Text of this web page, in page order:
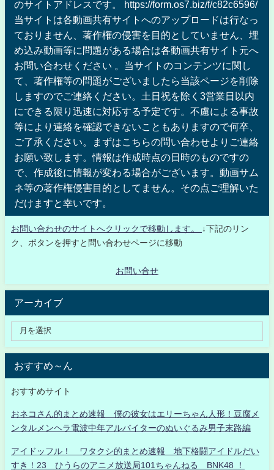
のサイトアドレスです。 https://form.os7.biz/f/c82c6596/
当サイトは各動画共有サイトへのアップロードは行なっ
ておりません、著作権の侵害を目的としていません、埋
め込み動画等に問題がある場合は各動画共有サイト元へ
お問い合わせください 。当サイトのコンテンツに関し
て、著作権等の問題がございましたら当該ページを削除
しますのでご連絡ください。土日祝を除く3営業日以内
にできる限り迅速に対応する予定です。不慮による事故
等により連絡を確認できないこともありますので何卒、
ご了承ください。まずはこちらの問い合わせよりご連絡
お願い致します。情報は作成時点の日時のものですの
で、作成後に情報が変わる場合がございます。動画サム
ネ等の著作権侵害目的としてません。その点ご理解いた
だけますと幸いです。
お問い合わせのサイトへクリックで移動します。
↓下記のリン
ク、ボタンを押すと問い合わせページに移動
お問い合せ
アーカイブ
おすすめ～ん
おすすめサイト
おネコさん的まとめ速報 僕の彼女はエリーちゃん人形！豆腐メ
ンタルメンヘラ電波中年アルバイターのぬいぐるみ男子末路編
アイドッフル！ ワタクシ的まとめ速報 地下格闘アイドルだい
すき！23 ひうらのアニメ放送局101ちゃんねる BNK48 ！